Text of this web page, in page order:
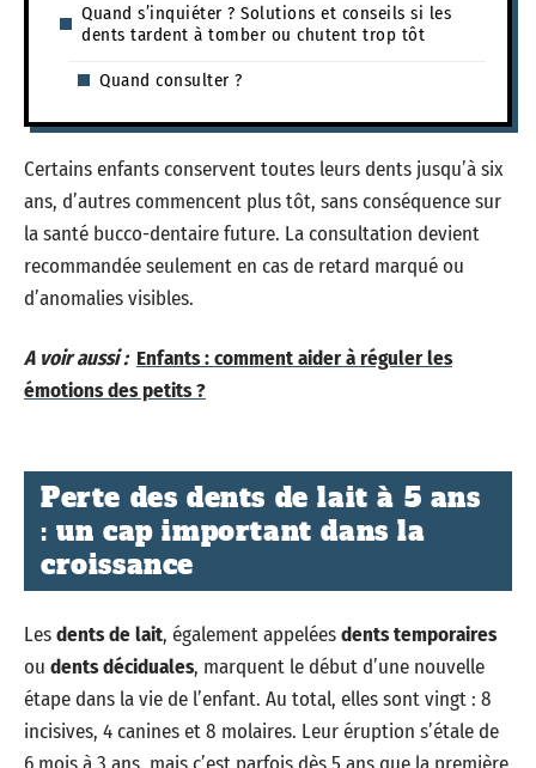
Quand s’inquiéter ? Solutions et conseils si les
dents tardent à tomber ou chutent trop tôt
Quand consulter ?
Certains enfants conservent toutes leurs dents jusqu’à six
ans, d’autres commencent plus tôt, sans conséquence sur
la santé bucco-dentaire future. La consultation devient
recommandée seulement en cas de retard marqué ou
d’anomalies visibles.
A voir aussi : Enfants : comment aider à réguler les
émotions des petits ?
Perte des dents de lait à 5 ans
: un cap important dans la
croissance
Lesdents de lait, également appeléesdents temporaires
ou dents déciduales, marquent le début d’une nouvelle
étape dans la vie de l’enfant. Au total, elles sont vingt : 8
incisives, 4 canines et 8 molaires. Leur éruption s’étale de